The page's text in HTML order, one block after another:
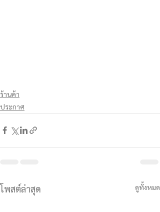
ร้านค้า
ประกาศ
โพสต์ล่าสุด ดูทั้งหมด